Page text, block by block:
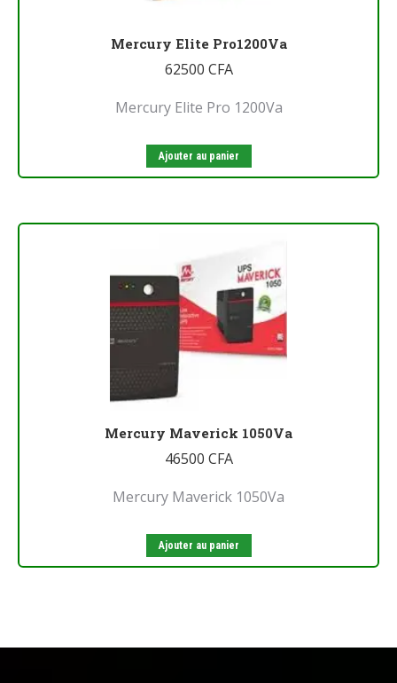
Mercury Elite Pro1200Va
62500 CFA
Mercury Elite Pro 1200Va
Ajouter au panier
Mercury Maverick 1050Va
46500 CFA
Mercury Maverick 1050Va
Ajouter au panier